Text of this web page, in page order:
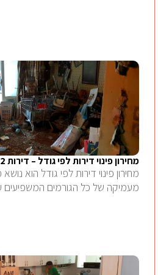
מחירון פינוי דירות לפי גודל – דירות 2, 3, 4 ו-5 חדרים
מחירון פינוי דירות לפי גודל הוא
מעמיקה של כל הגורמים המשפיעים